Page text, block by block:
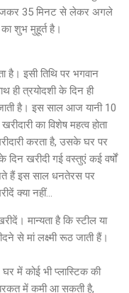
35 मिनट से लेकर अगले
शुभ मुहूर्त है।
है। इसी तिथि पर भगवान
त्रयोदशी के दिन ही
है। इस साल आज यानी 10
का विशेष महत्व होता
करता है, उसके घर पर
खरीदी गई वस्तुएं कई वर्षों
हैं इस साल धनतेरस पर
क्या नहीं...
मान्यता है कि स्टील या
से मां लक्ष्मी रूठ जाती हैं।
में कोई भी प्लास्टिक की
में कमी आ सकती है,